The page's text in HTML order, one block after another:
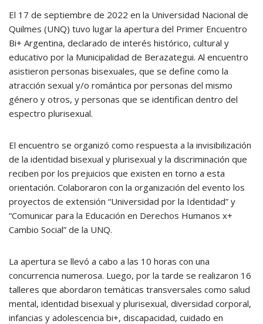
El 17 de septiembre de 2022 en la Universidad Nacional de
Quilmes (UNQ) tuvo lugar la apertura del Primer Encuentro
Bi+ Argentina, declarado de interés histórico, cultural y
educativo por la Municipalidad de Berazategui. Al encuentro
asistieron personas bisexuales, que se define como la
atracción sexual y/o romántica por personas del mismo
género y otros, y personas que se identifican dentro del
espectro plurisexual.
El encuentro se organizó como respuesta a la invisibilización
de la identidad bisexual y plurisexual y la discriminación que
reciben por los prejuicios que existen en torno a esta
orientación. Colaboraron con la organización del evento los
proyectos de extensión “Universidad por la Identidad” y
“Comunicar para la Educación en Derechos Humanos x+
Cambio Social” de la UNQ.
La apertura se llevó a cabo a las 10 horas con una
concurrencia numerosa. Luego, por la tarde se realizaron 16
talleres que abordaron temáticas transversales como salud
mental, identidad bisexual y plurisexual, diversidad corporal,
infancias y adolescencia bi+, discapacidad, cuidado en